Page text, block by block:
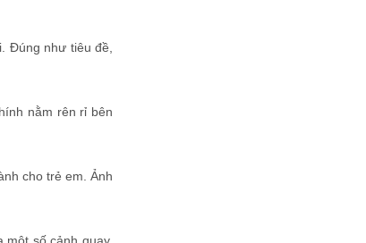
Đúng như tiêu đề,
nằm rên rỉ bên